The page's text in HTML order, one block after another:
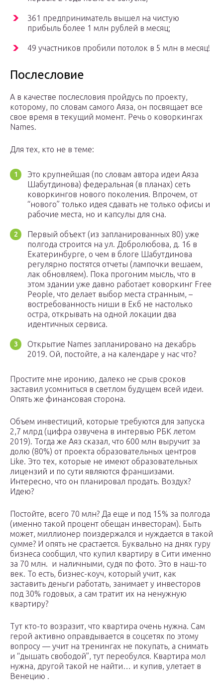
361 предприниматель вышел на чистую
прибыль более 1 млн рублей в месяц;
49 участников пробили потолок в 5 млн в месяц!
Послесловие
А в качестве послесловия пройдусь по проекту,
которому, по словам самого Аяза, он посвящает все
свое время в текущий момент. Речь о коворкингах
Names.
Для тех, кто не в теме:
Это крупнейшая (по словам автора идеи Аяза
Шабутдинова) федеральная (в планах) сеть
коворкингов нового поколения. Впрочем, от
“нового” только идея сдавать не только офисы и
рабочие места, но и капсулы для сна.
Первый объект (из запланированных 80) уже
полгода строится на ул. Добролюбова, д. 16 в
Екатеринбурге, о чем в блоге Шабутдинова
регулярно постятся отчеты (лампочки вешаем,
лак обновляем). Пока прогоним мысль, что в
этом здании уже давно работает коворкинг Free
People, что делает выбор места странным, –
востребованность ниши в Екб не настолько
остра, открывать на одной локации два
идентичных сервиса.
Открытие Names запланировано на декабрь
2019. Ой, постойте, а на календаре у нас что?
Простите мне иронию, далеко не срыв сроков
заставил усомниться в светлом будущем всей идеи.
Опять же финансовая сторона.
Объем инвестиций, которые требуются для запуска
2,7 млрд (цифра озвучена в интервью РБК летом
2019). Тогда же Аяз сказал, что 600 млн выручит за
долю (80%) от проекта образовательных центров
Like. Это тех, которые не имеют образовательных
лицензий и по сути являются франшизами.
Интересно, что он планировал продать. Воздух?
Идею?
Постойте, всего 70 млн? Да еще и под 15% за полгода
(именно такой процент обещан инвесторам). Быть
может, миллионер поиздержался и нуждается в такой
сумме? И опять не срастается. Буквально на днях гуру
бизнеса сообщил, что купил квартиру в Сити именно
за 70 млн. и наличными, судя по фото. Это в наш-то
век. То есть, бизнес-коуч, который учит, как
заставить деньги работать, занимает у инвесторов
под 30% годовых, а сам тратит их на ненужную
квартиру?
Тут кто-то возразит, что квартира очень нужна. Сам
герой активно оправдывается в соцсетях по этому
вопросу — учит на тренингах не покупать, а снимать
и “дышать свободой”, тут переобулся. Квартира мол
нужна, другой такой не найти… и купив, улетает в
Венецию .